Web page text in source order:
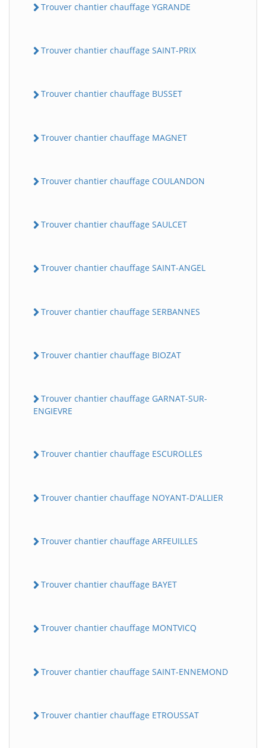
Trouver chantier chauffage YGRANDE
Trouver chantier chauffage SAINT-PRIX
Trouver chantier chauffage BUSSET
Trouver chantier chauffage MAGNET
Trouver chantier chauffage COULANDON
Trouver chantier chauffage SAULCET
Trouver chantier chauffage SAINT-ANGEL
Trouver chantier chauffage SERBANNES
Trouver chantier chauffage BIOZAT
Trouver chantier chauffage GARNAT-SUR-
ENGIEVRE
Trouver chantier chauffage ESCUROLLES
Trouver chantier chauffage NOYANT-D'ALLIER
Trouver chantier chauffage ARFEUILLES
Trouver chantier chauffage BAYET
Trouver chantier chauffage MONTVICQ
Trouver chantier chauffage SAINT-ENNEMOND
Trouver chantier chauffage ETROUSSAT
B BatiWebPro